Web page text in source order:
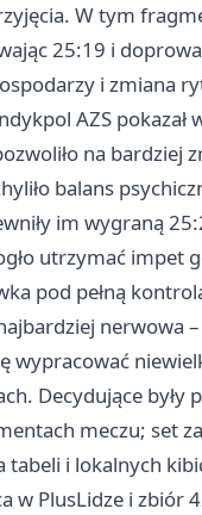
W tym
25:19 i
i zmiana
AZS
na bardziej
balans
im wygraną
utrzymać impet
pod pełną
nerwowa
wypracować
Decydujące
meczu; set
tabeli i lokalnych
w PlusLidze i